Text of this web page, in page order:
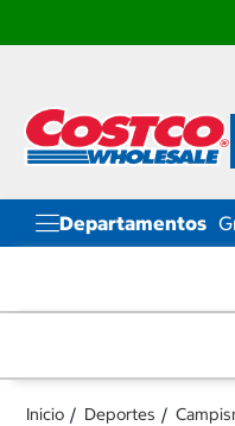
contenido
menú
navegación
Departamentos
Inicio Deportes